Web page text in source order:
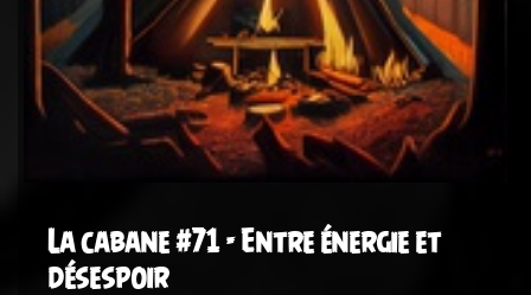
La cabane #71 - Entre énergie et
désespoir